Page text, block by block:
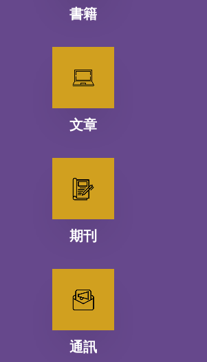
書籍
文章
期刊
通訊